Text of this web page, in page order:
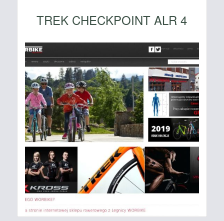
TREK CHECKPOINT ALR 4